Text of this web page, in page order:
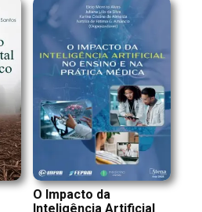
O Impacto da
Inteligência Artificial